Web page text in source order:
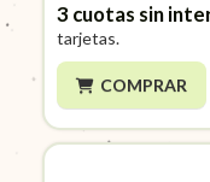
3cuotas sin
tarjetas.
COMPRAR